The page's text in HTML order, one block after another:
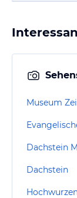
Museum
Dachstein
Dachstein